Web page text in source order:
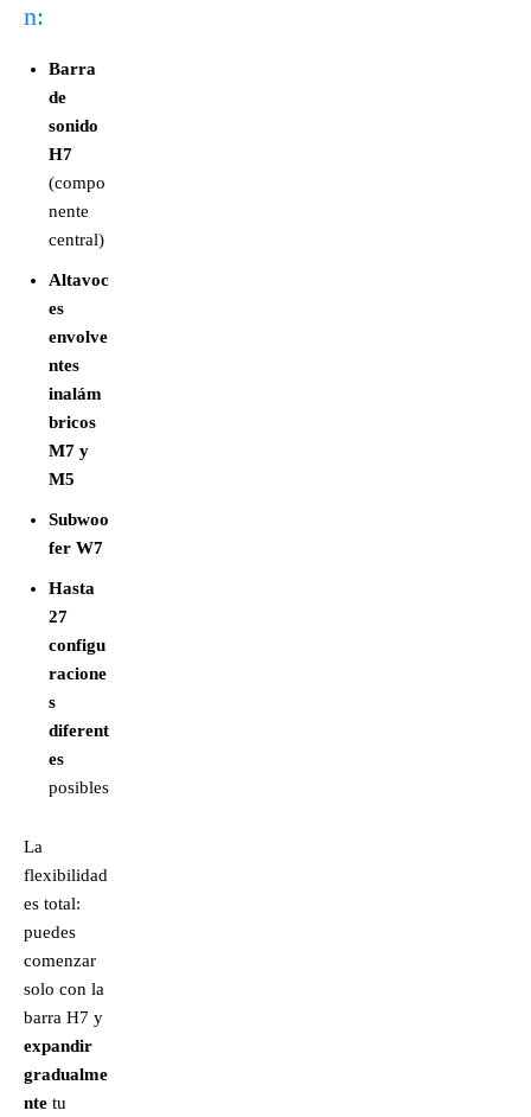
n:
Barra
de
sonido
H7
(compo
nente
central)
Altavoc
es
envolve
ntes
inalám
bricos
M7 y
M5
Subwoo
fer W7
Hasta
27
configu
racione
s
diferent
es
posibles
La
flexibilidad
es total:
puedes
comenzar
solo con la
barra H7 y
expandir
gradualme
nte tu